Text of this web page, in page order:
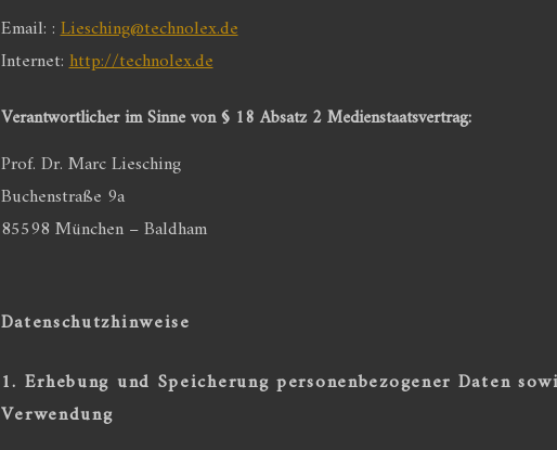
Email: :Liesching@technolex.de
Internet:http://technolex.de
Verantwortlicher im Sinne von § 18 Absatz 2 Medienstaatsvertrag:
Prof. Dr. Marc Liesching
Buchenstraße 9a
85598 München – Baldham
Datenschutzhinweise
1. Erhebung und Speicherung personenbezogener Daten
Verwendung